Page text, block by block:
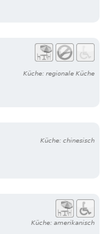
Küche: regionale Küche
Küche: chinesisch
Küche: amerikanisch